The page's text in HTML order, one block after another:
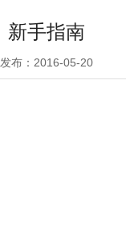
新手指南
发布：2016-05-20